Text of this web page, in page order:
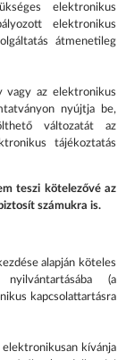
elektronikus
elektronikus
átmenetileg
vagy az elektronikus
nyújtja be,
változatát az
tájékoztatás
teszi kötelezővé az
számukra is.
alapján köteles
(a
kapcsolattartásra
kívánja